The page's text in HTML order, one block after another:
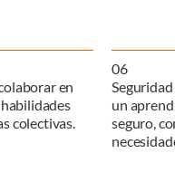
en
colectivas.
06
un
seguro,